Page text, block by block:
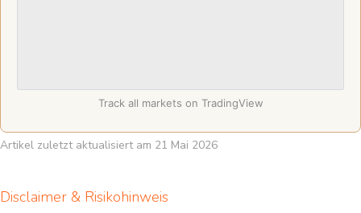
Track all markets on TradingView
Artikel zuletzt aktualisiert am 21 Mai 2026
Disclaimer & Risikohinweis